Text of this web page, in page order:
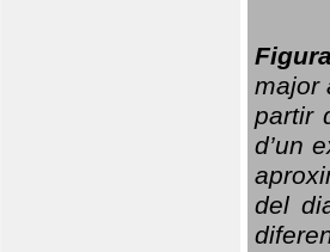
major
partir
d’un
del